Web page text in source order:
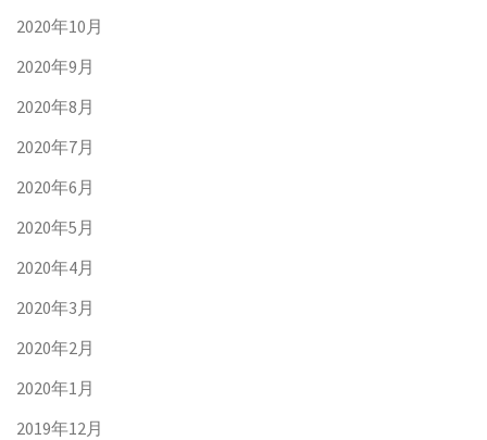
2020年10月
2020年9月
2020年8月
2020年7月
2020年6月
2020年5月
2020年4月
2020年3月
2020年2月
2020年1月
2019年12月